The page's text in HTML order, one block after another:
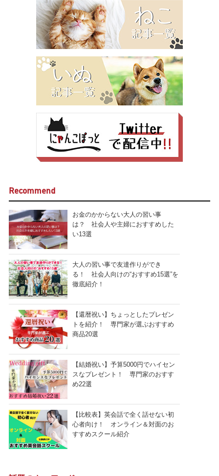
Recommend
お金のかからない大人の習い事
は？ 社会人や主婦におすすめした
い13選
大人の習い事で友達作りができ
る！ 社会人向けの“おすすめ15選”を
徹底紹介！
【還暦祝い】ちょっとしたプレゼン
トを紹介！ 専門家が選ぶおすすめ
商品20選
【結婚祝い】予算5000円でハイセン
スなプレゼント！ 専門家のおすす
め22選
【比較表】英会話で全く話せない初
心者向け！ オンライン＆対面のお
すすめスクール紹介